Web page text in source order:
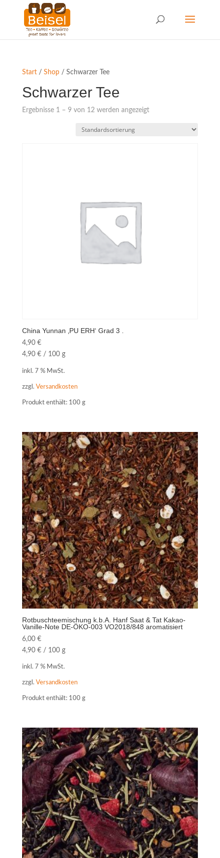
Start/ Shop/ Schwarzer Tee
Schwarzer Tee
Ergebnisse 1 – 9 von 12 werden angezeigt
China Yunnan ‚PU ERH‘ Grad 3 .
4,90 €
4,90 €/ 100 g
inkl. 7 % MwSt.
zzgl. Versandkosten
Produkt enthält: 100 g
Rotbuschteemischung k.b.A. Hanf Saat & Tat Kakao-
Vanille-Note DE-ÖKO-003 VO2018/848 aromatisiert
6,00 €
4,90 €/ 100 g
inkl. 7 % MwSt.
zzgl. Versandkosten
Produkt enthält: 100 g